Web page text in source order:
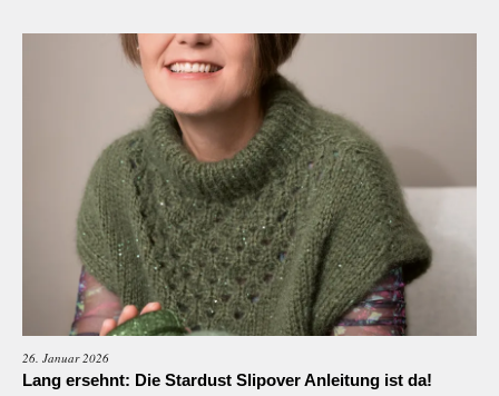
26. Januar 2026
Lang ersehnt: Die Stardust Slipover Anleitung ist da!